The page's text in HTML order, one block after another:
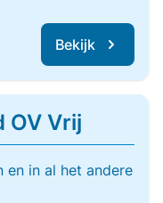
Bekijk
OV Vrij
en in al het andere